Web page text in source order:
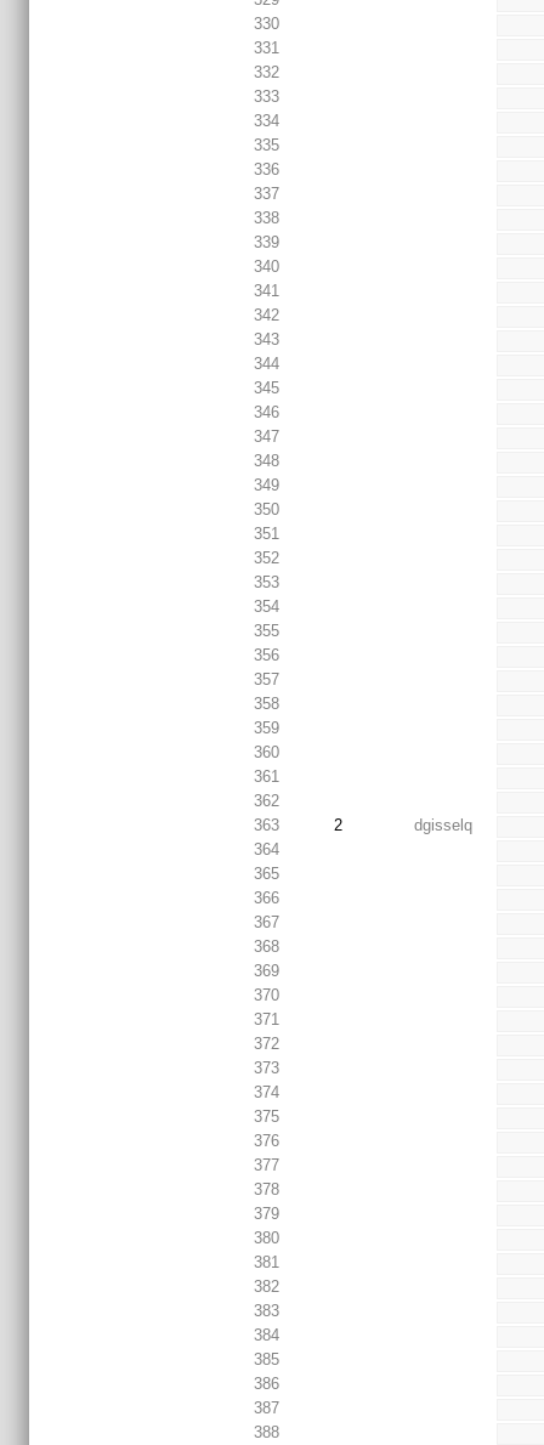
330
331
332
333
334
335
336
337
338
339
340
341
342
343
344
345
346
347
348
349
350
351
352
353
354
355
356
357
358
359
360
361
362
363
2
dgisselq
364
365
366
367
368
369
370
371
372
373
374
375
376
377
378
379
380
381
382
383
384
385
386
387
388